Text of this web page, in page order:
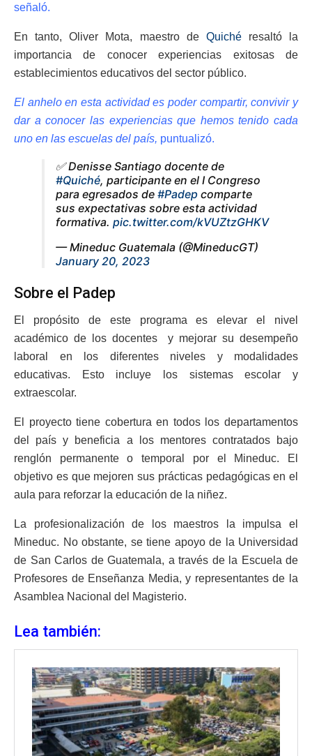
señaló.
En tanto, Oliver Mota, maestro de Quichéresaltó la
importancia de conocer experiencias exitosas de
establecimientos educativos del sector público.
El anhelo en esta actividad es poder compartir, convivir y
dar a conocer las experiencias que hemos tenido cada
uno en las escuelas del país, puntualizó.
✅ Denisse Santiago docente de
#Quiché, participante en el I Congreso
para egresados de #Padep comparte
sus expectativas sobre esta actividad
formativa. pic.twitter.com/kVUZtzGHKV
— Mineduc Guatemala (@MineducGT)
January 20, 2023
Sobre el Padep
El propósito de este programa es elevar el nivel
académico de los docentes y mejorar su desempeño
laboral en los diferentes niveles y modalidades
educativas. Esto incluye los sistemas escolar y
extraescolar.
El proyecto tiene cobertura en todos los departamentos
del país y beneficia a los mentores contratados bajo
renglón permanente o temporal por el Mineduc. El
objetivo es que mejoren sus prácticas pedagógicas en el
aula para reforzar la educación de la niñez.
La profesionalización de los maestros la impulsa el
Mineduc. No obstante, se tiene apoyo de la Universidad
de San Carlos de Guatemala, a través de la Escuela de
Profesores de Enseñanza Media, y representantes de la
Asamblea Nacional del Magisterio.
Lea también: